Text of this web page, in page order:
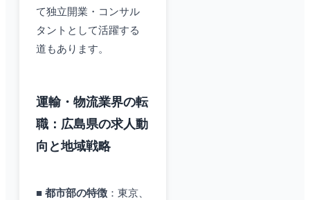
て独立開業・コンサル
タントとして活躍する
道もあります。
運輸・物流業界の転
職：広島県の求人動
向と地域戦略
■ 都市部の特徴 ：東京、